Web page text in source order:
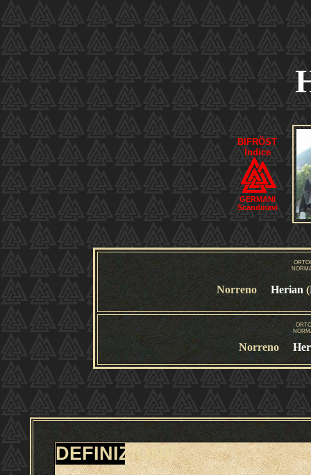
BIFRÖST
Indice
GERMANI
Scandinavi
Norreno Herian (
Norreno
DEFINIZIONE